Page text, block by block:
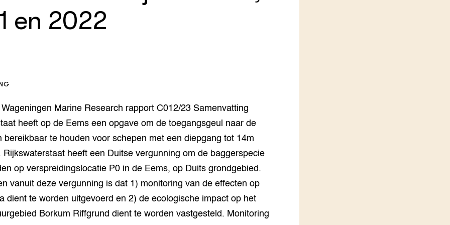
landbouw
economy
Maat projecten
& Biologisch
Aanpakken
Search the Knowledge base
en 2022
Wageningen Marine Research rapport C012/23 Samenvatting
heeft op de Eems een opgave om de toegangsgeul naar de
bereikbaar te houden voor schepen met een diepgang tot 14m
Rijkswaterstaat heeft een Duitse vergunning om de baggerspecie
op verspreidingslocatie P0 in de Eems, op Duits grondgebied.
vanuit deze vergunning is dat 1) monitoring van de effecten op
dient te worden uitgevoerd en 2) de ecologische impact op het
Borkum Riffgrund dient te worden vastgesteld. Monitoring